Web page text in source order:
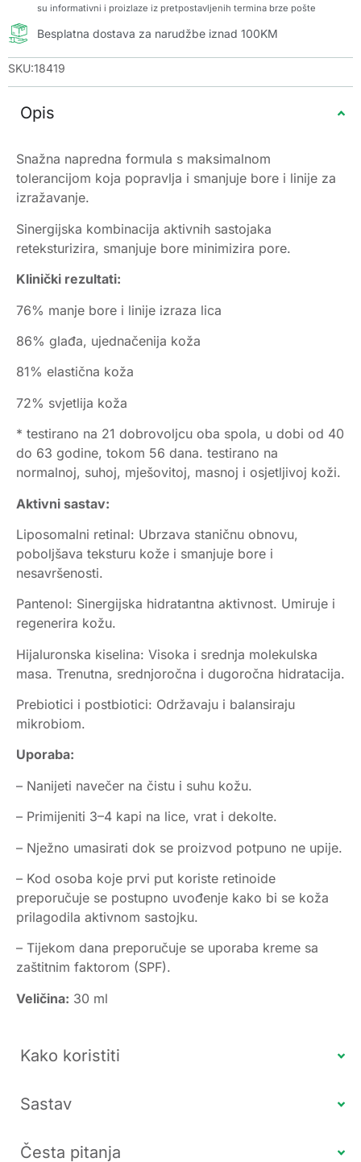
su informativni i proizlaze iz pretpostavljenih termina brze pošte
Besplatna dostava za narudžbe iznad 100KM
SKU:18419
Opis
Snažna napredna formula s maksimalnom
tolerancijom koja popravlja i smanjuje bore i linije za
izražavanje.
Sinergijska kombinacija aktivnih sastojaka
reteksturizira, smanjuje bore minimizira pore.
Klinički rezultati:
76% manje bore i linije izraza lica
86% glađa, ujednačenija koža
81% elastična koža
72% svjetlija koža
* testirano na 21 dobrovoljcu oba spola, u dobi od 40
do 63 godine, tokom 56 dana. testirano na
normalnoj, suhoj, mješovitoj, masnoj i osjetljivoj koži.
Aktivni sastav:
Liposomalni retinal: Ubrzava staničnu obnovu,
poboljšava teksturu kože i smanjuje bore i
nesavršenosti.
Pantenol: Sinergijska hidratantna aktivnost. Umiruje i
regenerira kožu.
Hijaluronska kiselina: Visoka i srednja molekulska
masa. Trenutna, srednjoročna i dugoročna hidratacija.
Prebiotici i postbiotici: Održavaju i balansiraju
mikrobiom.
Uporaba:
– Nanijeti navečer na čistu i suhu kožu.
– Primijeniti 3–4 kapi na lice, vrat i dekolte.
– Nježno umasirati dok se proizvod potpuno ne upije.
– Kod osoba koje prvi put koriste retinoide
preporučuje se postupno uvođenje kako bi se koža
prilagodila aktivnom sastojku.
– Tijekom dana preporučuje se uporaba kreme sa
zaštitnim faktorom (SPF).
Veličina: 30 ml
Kako koristiti
Sastav
Česta pitanja